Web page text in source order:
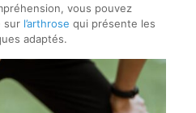
vous pouvez
sur l’arthrose qui présente les
adaptés.